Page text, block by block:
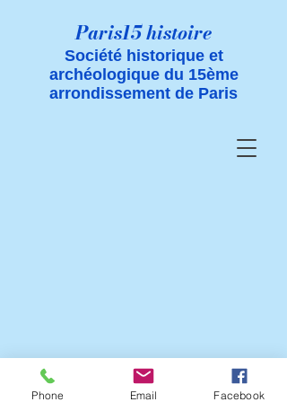
Paris15 histoire
Société historique et
archéologique du 15ème
arrondissement de Paris
Phone Email Facebook